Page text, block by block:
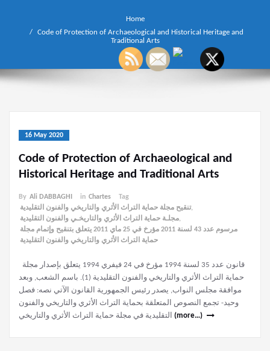
Home
Code of Protection of Archaeological and Historical Heritage and
Traditional Arts
16 May 2020
Code of Protection of Archaeological and
Historical Heritage and Traditional Arts
By Ali DABBAGHI in Chartes
Tag
تنقيح مجلة حماية التراث الأثري والتاريخي والفنون التقليدية,
مجلـة حماية التراث الأثري والتاريخـي والفنون التقليدية,
مرسوم عدد 43 لسنة 2011 مؤرخ في 25 ماي 2011 يتعلق بتنقيح وإتمام مجلة
حماية التراث الأثري والتاريخي والفنون التقليدية
حماية التراث الأثري والتاريخي والفنون التقليدية (1). باسم الشعب, وبعد
موافقة مجلس النواب, يصدر رئيس الجمهورية القانون الآتي نصه: فصل
وحيد- تجمع النصوص المتعلقة بحماية التراث الأثري والتاريخي والفنون
(more…)